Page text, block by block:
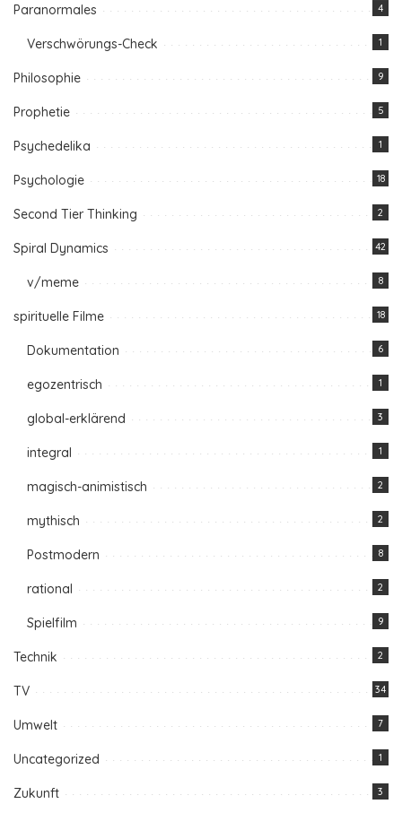
Paranormales 4
Verschwörungs-Check 1
Philosophie 9
Prophetie 5
Psychedelika 1
Psychologie 18
Second Tier Thinking 2
Spiral Dynamics 42
v/meme 8
spirituelle Filme 18
Dokumentation 6
egozentrisch 1
global-erklärend 3
integral 1
magisch-animistisch 2
mythisch 2
Postmodern 8
rational 2
Spielfilm 9
Technik 2
TV 34
Umwelt 7
Uncategorized 1
Zukunft 3